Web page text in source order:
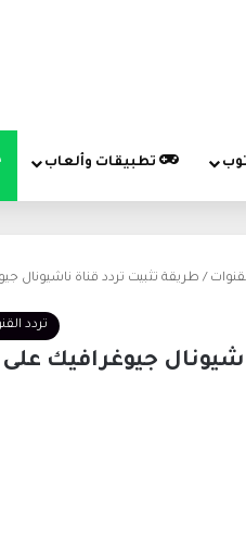
تطبيقات وألعاب
/ طريقة تثبيت تردد قناة
تردد
ناشيونال